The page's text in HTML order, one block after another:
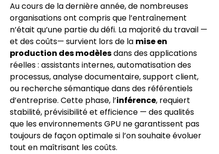
Au cours de la dernière année, de nombreuses
organisations ont compris que l’entraînement
n’était qu’une partie du défi. La majorité du travail —
et des coûts— survient lors de la mise en
production des modèlesdans des applications
réelles : assistants internes, automatisation des
processus, analyse documentaire, support client,
ou recherche sémantique dans des référentiels
d’entreprise. Cette phase, l’inférence, requiert
stabilité, prévisibilité et efficience — des qualités
que les environnements GPU ne garantissent pas
toujours de façon optimale si l’on souhaite évoluer
tout en maîtrisant les coûts.